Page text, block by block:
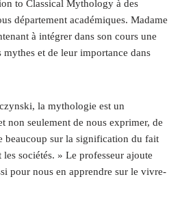
to Classical Mythology à des
département académiques. Madame
à intégrer dans son cours une
et de leur importance dans
la mythologie est un
non seulement de nous exprimer, de
beaucoup sur la signification du fait
sociétés. » Le professeur ajoute
pour nous en apprendre sur le vivre-